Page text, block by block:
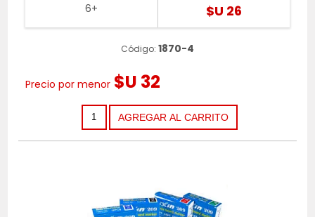
6+ $U 26
Código: 1870-4
Precio por menor $U 32